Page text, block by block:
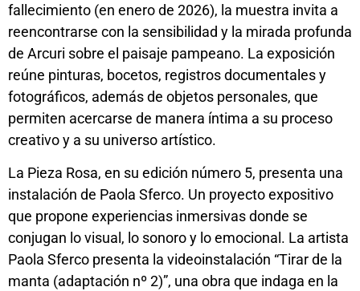
fallecimiento (en enero de 2026), la muestra invita a
reencontrarse con la sensibilidad y la mirada profunda
de Arcuri sobre el paisaje pampeano. La exposición
reúne pinturas, bocetos, registros documentales y
fotográficos, además de objetos personales, que
permiten acercarse de manera íntima a su proceso
creativo y a su universo artístico.
La Pieza Rosa, en su edición número 5, presenta una
instalación de Paola Sferco. Un proyecto expositivo
que propone experiencias inmersivas donde se
conjugan lo visual, lo sonoro y lo emocional. La artista
Paola Sferco presenta la videoinstalación “Tirar de la
manta (adaptación nº 2)”, una obra que indaga en la